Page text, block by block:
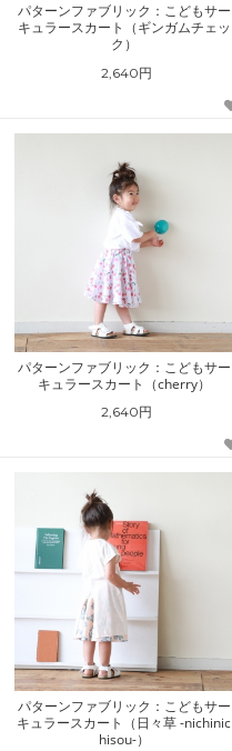
パターンファブリック：こどもサー
キュラースカート（ギンガムチェッ
ク）
2,640円
パターンファブリック：こどもサー
キュラースカート（cherry）
2,640円
パターンファブリック：こどもサー
キュラースカート（日々草 -nichinic
hisou-）